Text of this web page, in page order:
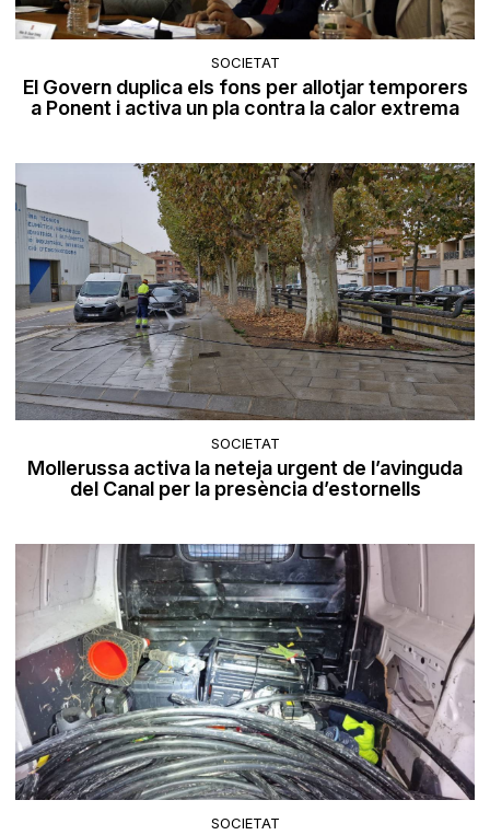
SOCIETAT
El Govern duplica els fons per allotjar temporers
a Ponent i activa un pla contra la calor extrema
SOCIETAT
Mollerussa activa la neteja urgent de l’avinguda
del Canal per la presència d’estornells
SOCIETAT